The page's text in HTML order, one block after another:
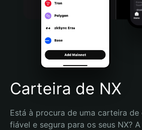
Português (Brasil)
Español (Argentina)
Carteira de NX
Está à procura de uma carteira
fiável e segura para os seus NX?